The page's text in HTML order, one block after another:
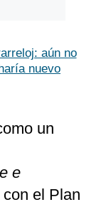
aún no
nuevo
un
e
el Plan